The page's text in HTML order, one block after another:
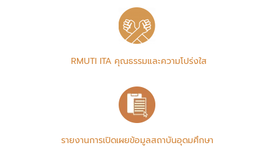
RMUTI ITA คุณธรรมและความโปร่งใส
รายงานการเปิดเผยข้อมูลสถาบันอุดมศึกษา